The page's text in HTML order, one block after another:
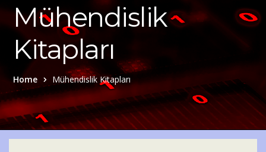
Mühendislik
Kitapları
Home Mühendislik Kitapları